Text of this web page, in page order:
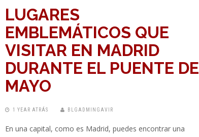
LUGARES
EMBLEMÁTICOS QUE
VISITAR EN MADRID
DURANTE EL PUENTE DE
MAYO
1 YEAR ATRÁS BLGADMINGAVIR
En una capital, como es Madrid, puedes encontrar una